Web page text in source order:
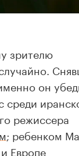
зрителю
он
среди
режиссера
; ребенком
Европе